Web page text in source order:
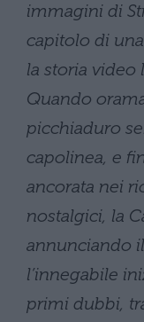
immagini di
capitolo di
la storia video
Quando
picchiaduro
capolinea, e
ancorata nei
nostalgici, la
annunciando
l’innegabile
primi dubbi,